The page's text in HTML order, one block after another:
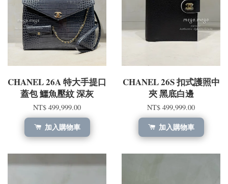
CHANEL 26A 特大手提口
蓋包 鱷魚壓紋 深灰
NT$ 499,999.00
加入購物車
CHANEL 26S 扣式護照中
夾 黑底白邊
NT$ 499,999.00
加入購物車